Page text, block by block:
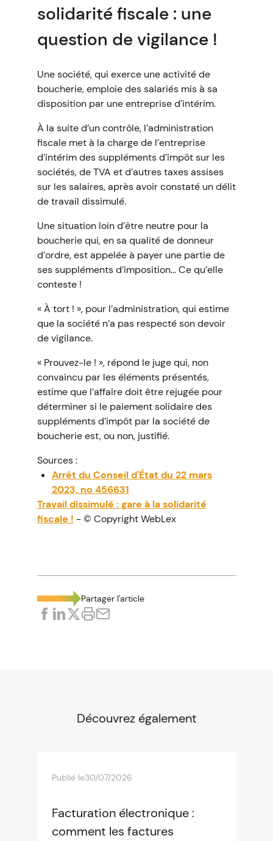
solidarité fiscale : une
question de vigilance !
Une société, qui exerce une activité de
boucherie, emploie des salariés mis à sa
disposition par une entreprise d’intérim.
À la suite d’un contrôle, l’administration
fiscale met à la charge de l’entreprise
d’intérim des suppléments d’impôt sur les
sociétés, de TVA et d’autres taxes assises
sur les salaires, après avoir constaté un délit
de travail dissimulé.
Une situation loin d’être neutre pour la
boucherie qui, en sa qualité de donneur
d’ordre, est appelée à payer une partie de
ses suppléments d’imposition… Ce qu’elle
conteste !
« À tort ! », pour l’administration, qui estime
que la société n’a pas respecté son devoir
de vigilance.
« Prouvez-le ! », répond le juge qui, non
convaincu par les éléments présentés,
estime que l’affaire doit être rejugée pour
déterminer si le paiement solidaire des
suppléments d’impôt par la société de
boucherie est, ou non, justifié.
Sources :
Arrêt du Conseil d'État du 22 mars
2023, no 456631
Travail dissimulé : gare à la solidarité
fiscale ! - © Copyright WebLex
Partager l'article
Découvrez également
Publié le30/07/2026
Facturation électronique :
comment les factures